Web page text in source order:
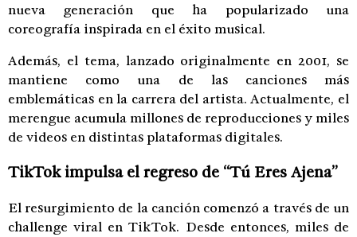
nueva generación que ha popularizado una
coreografía inspirada en el éxito musical.
Además, el tema, lanzado originalmente en 2001, se
mantiene como una de las canciones más
emblemáticas en la carrera del artista. Actualmente, el
merengue acumula millones de reproducciones y miles
de videos en distintas plataformas digitales.
TikTok impulsa el regreso de “Tú Eres Ajena”
El resurgimiento de la canción comenzó a través de un
challenge viral en TikTok. Desde entonces, miles de